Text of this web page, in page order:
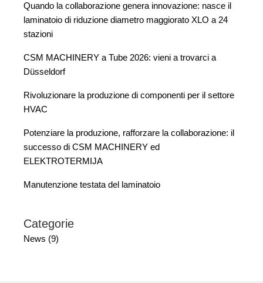
Quando la collaborazione genera innovazione: nasce il
laminatoio di riduzione diametro maggiorato XLO a 24
stazioni
CSM MACHINERY a Tube 2026: vieni a trovarci a
Düsseldorf
Rivoluzionare la produzione di componenti per il settore
HVAC
Potenziare la produzione, rafforzare la collaborazione: il
successo di CSM MACHINERY ed
ELEKTROTERMIJA
Manutenzione testata del laminatoio
Categorie
News (9)